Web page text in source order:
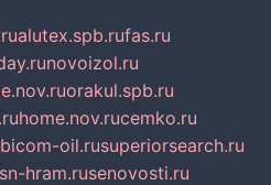
alutex.spb.rufas.ru
novoizol.ru
orakul.spb.ru
home.nov.rucemko.ru
bicom-oil.rusuperiorsearch.ru
sn-hram.rusenovosti.ru